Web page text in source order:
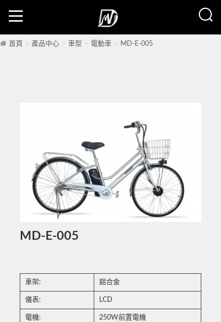
首頁 產品中心 車型 電動車 MD-E-005
MD-E-005
車架: 鋁合金
儀表: LCD
電機: 250W前置電機